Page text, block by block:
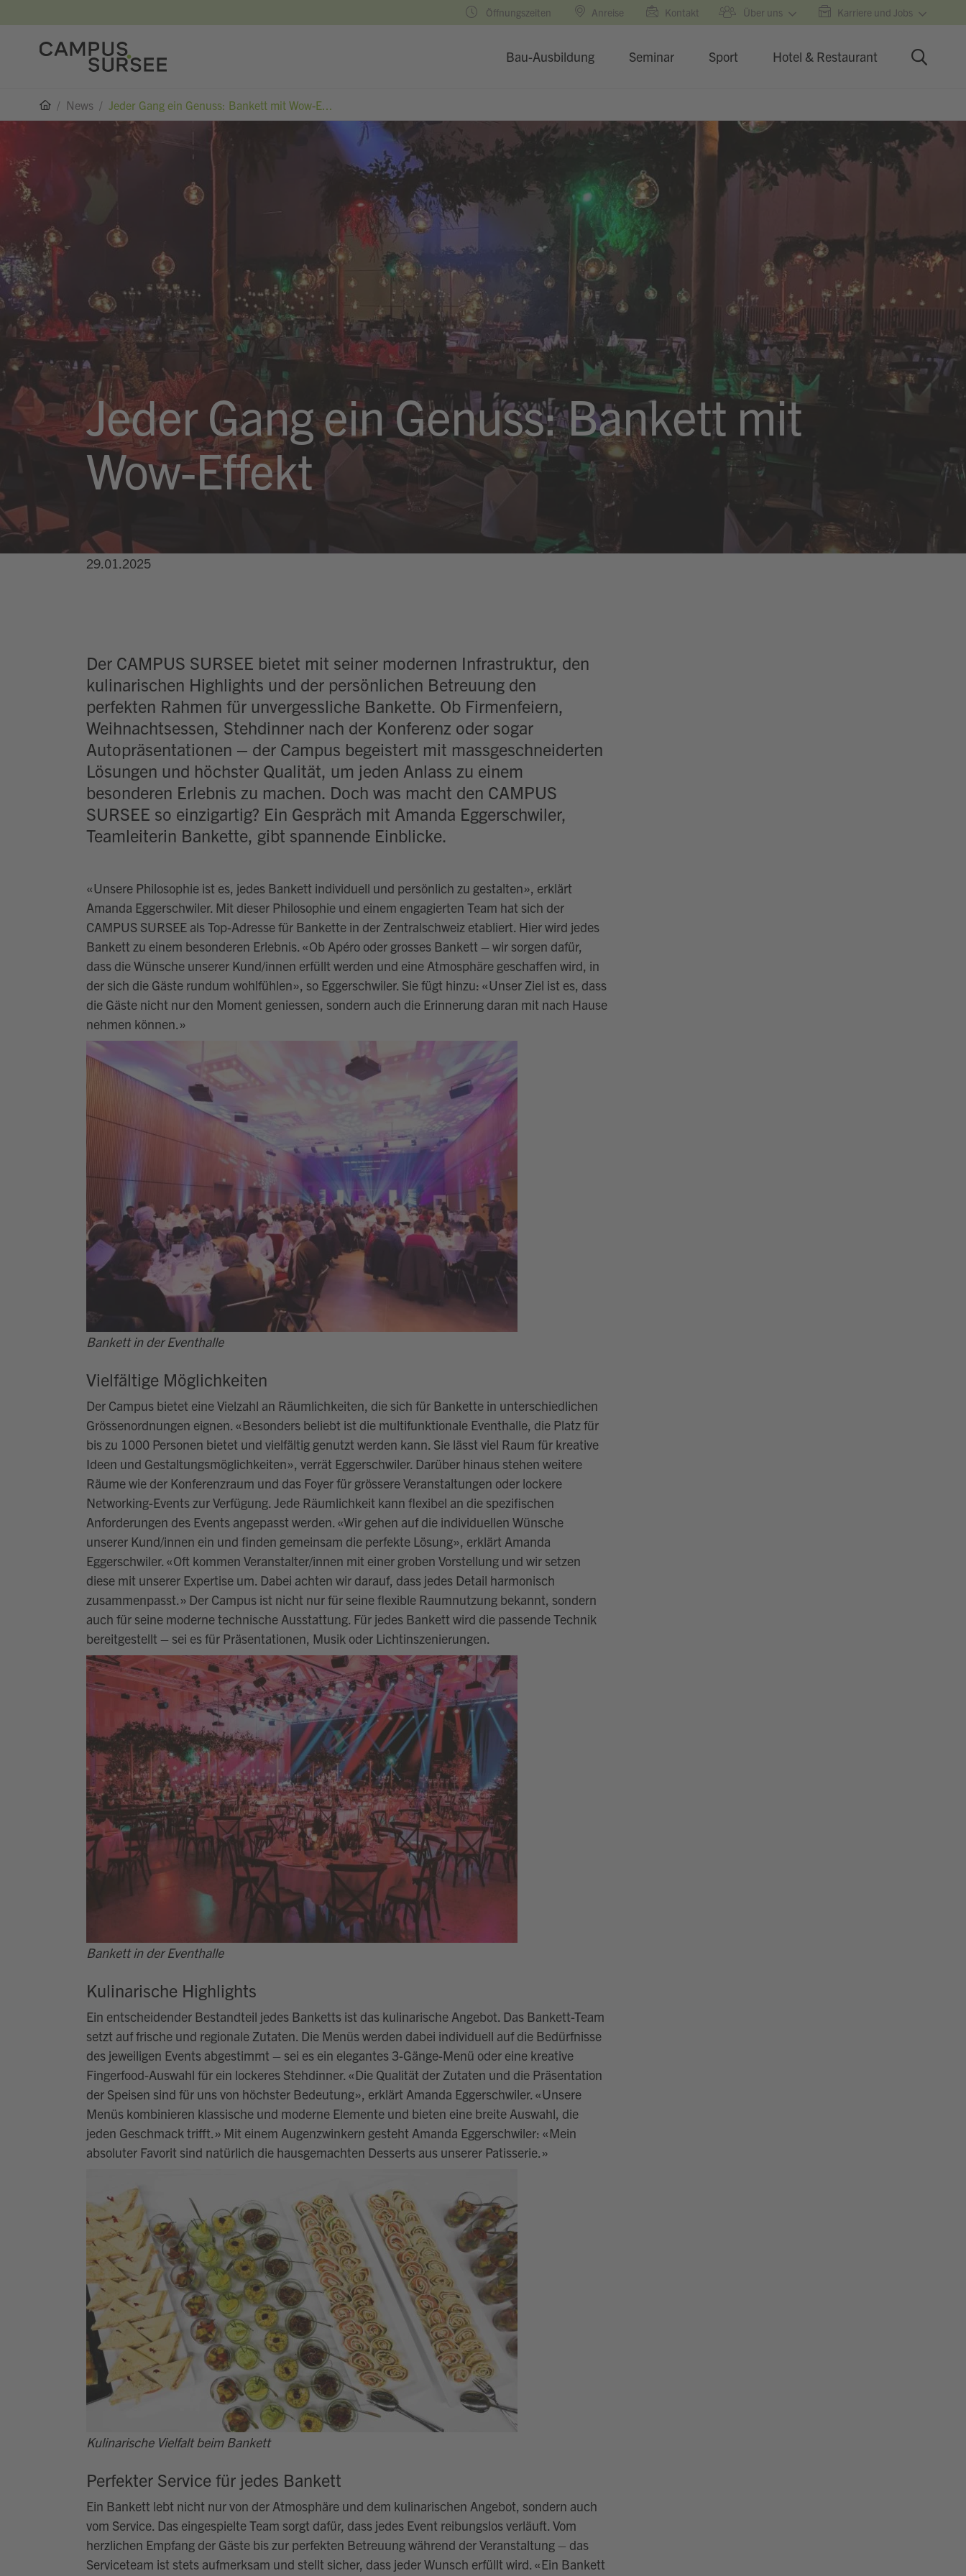
Öffnungszeiten Anreise Kontakt Über uns Karriere und Jobs
Bau-Ausbildung Seminar Sport Hotel & Restaurant
/ News / Jeder Gang ein Genuss: Bankett mit Wow-E...
Jeder Gang ein Genuss: Bankett mit
Wow-Effekt
29.01.2025
Der CAMPUS SURSEE bietet mit seiner modernen Infrastruktur, den
kulinarischen Highlights und der persönlichen Betreuung den
perfekten Rahmen für unvergessliche Bankette. Ob Firmenfeiern,
Weihnachtsessen, Stehdinner nach der Konferenz oder sogar
Autopräsentationen – der Campus begeistert mit massgeschneiderten
Lösungen und höchster Qualität, um jeden Anlass zu einem
besonderen Erlebnis zu machen. Doch was macht den CAMPUS
SURSEE so einzigartig? Ein Gespräch mit Amanda Eggerschwiler,
Teamleiterin Bankette, gibt spannende Einblicke.
«Unsere Philosophie ist es, jedes Bankett individuell und persönlich zu gestalten», erklärt
Amanda Eggerschwiler. Mit dieser Philosophie und einem engagierten Team hat sich der
CAMPUS SURSEE als Top-Adresse für Bankette in der Zentralschweiz etabliert. Hier wird jedes
Bankett zu einem besonderen Erlebnis. «Ob Apéro oder grosses Bankett – wir sorgen dafür,
dass die Wünsche unserer Kund/innen erfüllt werden und eine Atmosphäre geschaffen wird, in
der sich die Gäste rundum wohlfühlen», so Eggerschwiler. Siefügt hinzu: «Unser Ziel ist es, dass
die Gäste nicht nur den Moment geniessen, sondern auch die Erinnerung daran mit nach Hause
nehmen können.»
Bankett in der Eventhalle
Vielfältige Möglichkeiten
Der Campusbietet eine Vielzahl an Räumlichkeiten, die sich für Bankette in unterschiedlichen
Grössenordnungen eignen. «Besonders beliebt ist die multifunktionaleEventhalle, die Platz für
bis zu 1000Personen bietet und vielfältig genutzt werden kann. Sie lässt viel Raum für kreative
Ideen und Gestaltungsmöglichkeiten», verrät Eggerschwiler. Darüber hinaus stehen weitere
Räume wie der Konferenzraum und das Foyer für grössere Veranstaltungen oder lockere
Networking-Eventszur Verfügung. Jede Räumlichkeit kann flexibel an die spezifischen
Anforderungen des Events angepasst werden. «Wir gehen auf die individuellen Wünsche
unserer Kund/innen ein und finden gemeinsam die perfekte Lösung», erklärt Amanda
Eggerschwiler. «Oft kommen Veranstalter/innen mit einer groben Vorstellung und wir setzen
diese mit unserer Expertise um. Dabei achten wir darauf, dass jedes Detail harmonisch
zusammenpasst.»Der Campusist nicht nur für seine flexible Raumnutzung bekannt, sondern
auch für seine moderne technische Ausstattung. Für jedes Bankett wird die passende Technik
bereitgestellt – sei es für Präsentationen, Musik oder Lichtinszenierungen.
Bankett in der Eventhalle
Kulinarische Highlights
Ein entscheidender Bestandteil jedes Banketts ist das kulinarische Angebot. Das Bankett-Team
setzt auf frischeund regionale Zutaten. Die Menüs werden dabei individuell auf die Bedürfnisse
des jeweiligen Events abgestimmt – sei es ein elegantes 3-Gänge-Menü oder eine kreative
Fingerfood-Auswahl für ein lockeres Stehdinner. «Die Qualität der Zutaten und die Präsentation
der Speisen sind für uns von höchster Bedeutung», erklärt Amanda Eggerschwiler. «Unsere
Menüs kombinieren klassische und moderne Elemente und bieten eine breite Auswahl, die
jeden Geschmack trifft.» Mit einem Augenzwinkern gesteht Amanda Eggerschwiler: «Mein
absoluter Favorit sind natürlich die hausgemachten Desserts aus unserer Patisserie.»
Kulinarische Vielfalt beim Bankett
Perfekter Service für jedes Bankett
Ein Bankett lebt nicht nur von der Atmosphäre und dem kulinarischen Angebot, sondern auch
vom Service. DaseingespielteTeam sorgt dafür, dass jedes Event reibungslos verläuft. Vom
herzlichen Empfang der Gäste bis zur perfekten Betreuung während der Veranstaltung – das
Serviceteam ist stets aufmerksam und stellt sicher, dass jeder Wunsch erfüllt wird. «Ein Bankett